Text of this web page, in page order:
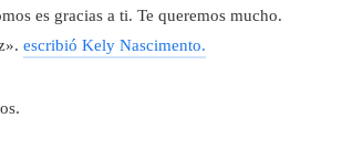
es gracias a ti. Te queremos mucho.
escribió Kely Nascimento.